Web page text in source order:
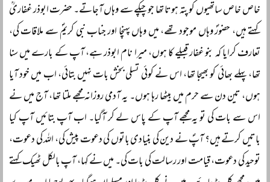
خاص خاص ساتھیوں کو پتہ ہوتا تھا جو چپکے سے وہاں آجاتے۔ حضرت ابوذر غفاریؒ
کہتے ہیں، حضورؐ وہاں موجود تھے، میں وہاں پہنچا اور جناب نبی کریمؐ سے ملاقات کی،
تعارف کرایا کہ بنو غفار قبیلے کا ہوں، میرا نام ابوذر ہے، آپ کے بارے میں سنا
تھا، پہلے بھائی کو بھیجا تھا، اس نے کوئی تسلی بخش بات نہیں بتائی، اب میں خود آیا
ہوں، تین دن سے حرم میں بیٹھا رہا ہوں۔ یہ آدمی روزانہ مجھے ملتا تھا، آج میں نے
اس سے بات کی تو یہ مجھے آپ کے پاس لے کر آگیا۔ اب آپ بتائیں آپ کیا
باتیں کرتے ہیں؟ آپؐ نے دین کی بنیادی باتوں کی دعوت پیش کی، اللہ کی دعوت،
توحید کی دعوت، قیامت اور رسالت کی بات کی۔ میں نے کہا، آپ بالکل ٹھیک کہتے